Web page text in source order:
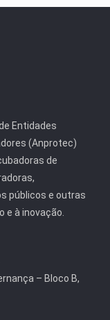
Entidades
(Anprotec)
de
públicos e outras
e à inovação.
– Bloco B,